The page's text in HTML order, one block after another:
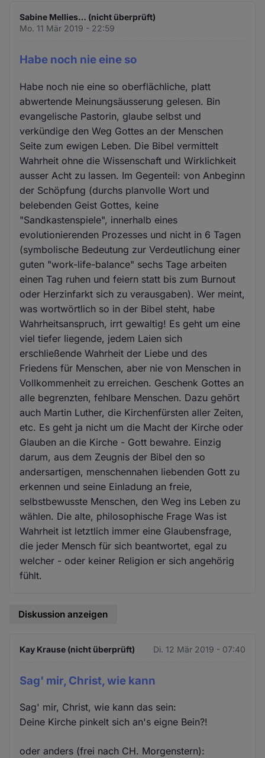
Sabine Mellies… (nicht überprüft)
Mo. 11 Mär 2019 - 22:59
Habe noch nie eine so
Habe noch nie eine so oberflächliche, platt
abwertende Meinungsäusserung gelesen. Bin
evangelische Pastorin, glaube selbst und
verkündige den Weg Gottes an der Menschen
Seite zum ewigen Leben. Die Bibel vermittelt
Wahrheit ohne die Wissenschaft und Wirklichkeit
ausser Acht zu lassen. Im Gegenteil: von Anbeginn
der Schöpfung (durchs planvolle Wort und
belebenden Geist Gottes, keine
"Sandkastenspiele", innerhalb eines
evolutionierenden Prozesses und nicht in 6 Tagen
(symbolische Bedeutung zur Verdeutlichung einer
guten "work-life-balance" sechs Tage arbeiten
einen Tag ruhen und feiern statt bis zum Burnout
oder Herzinfarkt sich zu verausgaben). Wer meint,
was wortwörtlich so in der Bibel steht, habe
Wahrheitsanspruch, irrt gewaltig! Es geht um eine
viel tiefer liegende, jedem Laien sich
erschließende Wahrheit der Liebe und des
Friedens für Menschen, aber nie von Menschen in
Vollkommenheit zu erreichen. Geschenk Gottes an
alle begrenzten, fehlbare Menschen. Dazu gehört
auch Martin Luther, die Kirchenfürsten aller Zeiten,
etc. Es geht ja nicht um die Macht der Kirche oder
Glauben an die Kirche - Gott bewahre. Einzig
darum, aus dem Zeugnis der Bibel den so
andersartigen, menschennahen liebenden Gott zu
erkennen und seine Einladung an freie,
selbstbewusste Menschen, den Weg ins Leben zu
wählen. Die alte, philosophische Frage Was ist
Wahrheit ist letztlich immer eine Glaubensfrage,
die jeder Mensch für sich beantwortet, egal zu
welcher - oder keiner Religion er sich angehörig
fühlt.
Diskussion anzeigen
Kay Krause (nicht überprüft) Di. 12 Mär 2019 - 07:40
Sag' mir, Christ, wie kann
Sag' mir, Christ, wie kann das sein:
Deine Kirche pinkelt sich an's eigne Bein?!
oder anders (frei nach CH. Morgenstern):